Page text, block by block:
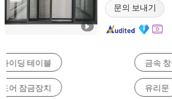
문의 보내기
금속 창문 알루미
유리문 자동